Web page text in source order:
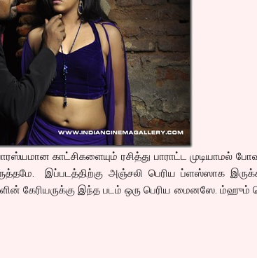
காட்சிகளையும் ரசித்து பாராட்ட முடியாமல்
இப்படத்திற்கு அஞ்சலி பெரிய ப்ளஸ்ஸாக
கேரியருக்கு இந்த படம் ஒரு பெரிய மைனஸே. ம்ஹும்